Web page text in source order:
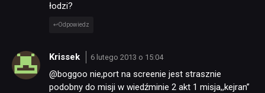
łodzi?
Odpowiedz
Krissek 6 lutego 2013 o 15:04
@boggoo nie,port na screenie jest strasznie
podobny do misji w wiedźminie 2 akt 1 misja,,kejran”